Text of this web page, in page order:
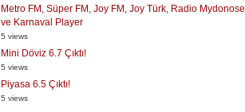
Metro FM, Süper FM, Joy FM, Joy Türk, Radio Mydonose
ve Karnaval Player
5 views
Mini Döviz 6.7 Çıktı!
5 views
Piyasa 6.5 Çıktı!
5 views